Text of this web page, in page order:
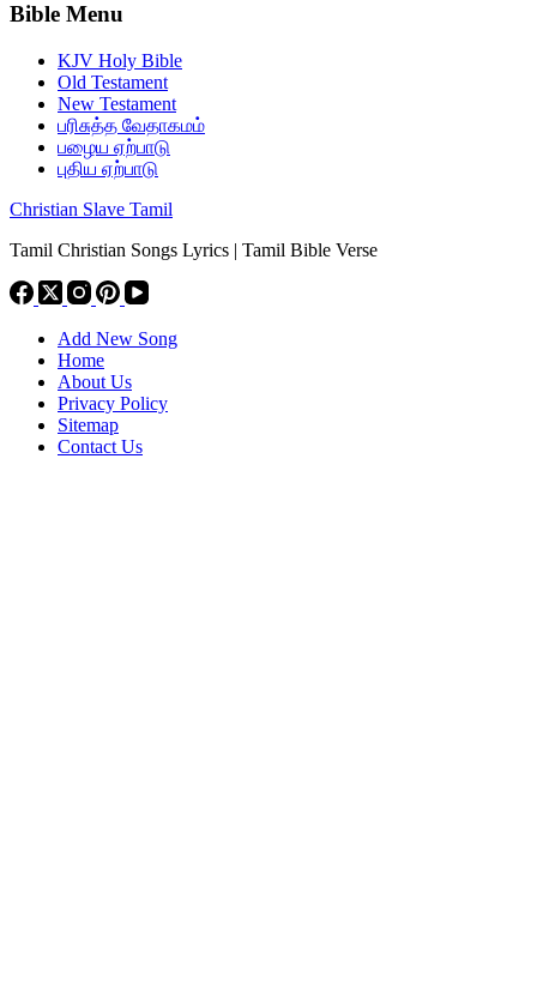
Bible Menu
KJV Holy Bible
Old Testament
New Testament
பரிசுத்த வேதாகமம்
பழைய ஏற்பாடு
புதிய ஏற்பாடு
Christian Slave Tamil
Tamil Christian Songs Lyrics | Tamil Bible Verse
Add New Song
Home
About Us
Privacy Policy
Sitemap
Contact Us